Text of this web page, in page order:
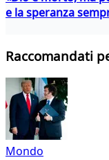
e la speranza
Raccomandati
Mondo